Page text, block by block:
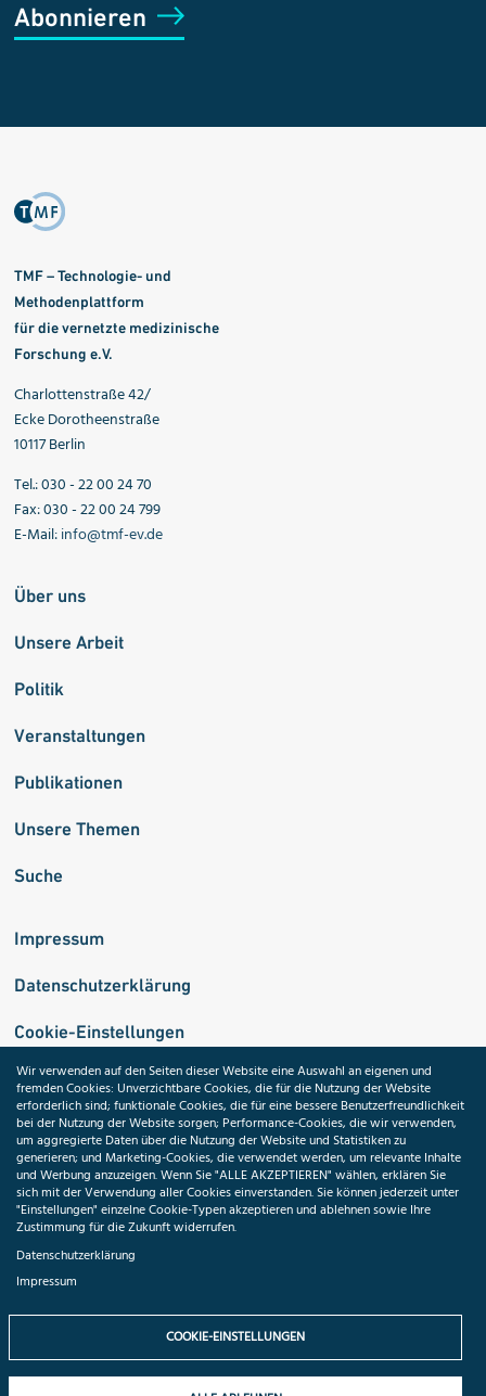
Abonnieren
TMF – Technologie- und
Methodenplattform
für die vernetzte medizinische
Forschung e.V.
Charlottenstraße 42/
Ecke Dorotheenstraße
10117 Berlin
Tel.: 030 - 22 00 24 70
Fax: 030 - 22 00 24 799
E-Mail:info@tmf-ev.de
Über uns
Unsere Arbeit
Politik
Veranstaltungen
Publikationen
Unsere Themen
Suche
Impressum
Datenschutzerklärung
Cookie-Einstellungen
Medizininformatik-Initiative
ToolPool Gesundheitsforschung
Folgen Sie uns:
Wir verwenden auf den Seiten dieser Website eine Auswahl an eigenen und
fremden Cookies: Unverzichtbare Cookies, die für die Nutzung der Website
erforderlich sind; funktionale Cookies, die für eine bessere Benutzerfreundlichkeit
bei der Nutzung der Website sorgen; Performance-Cookies, die wir verwenden,
um aggregierte Daten über die Nutzung der Website und Statistiken zu
generieren; und Marketing-Cookies, die verwendet werden, um relevante Inhalte
und Werbung anzuzeigen. Wenn Sie "ALLE AKZEPTIEREN" wählen, erklären Sie
sich mit der Verwendung aller Cookies einverstanden. Sie können jederzeit unter
"Einstellungen" einzelne Cookie-Typen akzeptieren und ablehnen sowie Ihre
Zustimmung für die Zukunft widerrufen.
Datenschutzerklärung
Impressum
COOKIE-EINSTELLUNGEN